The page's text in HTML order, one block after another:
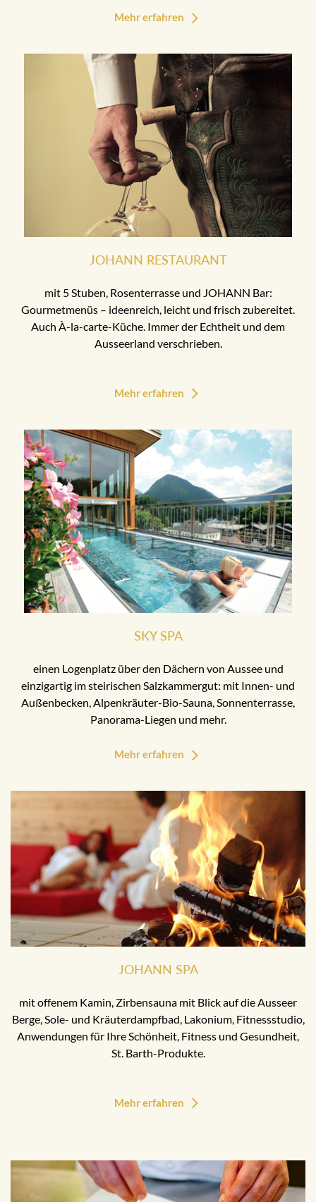
Mehr erfahren
JOHANN RESTAURANT
mit 5 Stuben, Rosenterrasse und JOHANN Bar:
Gourmetmenüs – ideenreich, leicht und frisch zubereitet.
Auch À-la-carte-Küche. Immer der Echtheit und dem
Ausseerland verschrieben.
Mehr erfahren
SKY SPA
einen Logenplatz über den Dächern von Aussee und
einzigartig im steirischen Salzkammergut: mit Innen- und
Außenbecken, Alpenkräuter-Bio-Sauna, Sonnenterrasse,
Panorama-Liegen und mehr.
Mehr erfahren
JOHANN SPA
mit offenem Kamin, Zirbensauna mit Blick auf die Ausseer
Berge, Sole- und Kräuterdampfbad, Lakonium, Fitnessstudio,
Anwendungen für Ihre Schönheit, Fitness und Gesundheit,
St. Barth-Produkte.
Mehr erfahren